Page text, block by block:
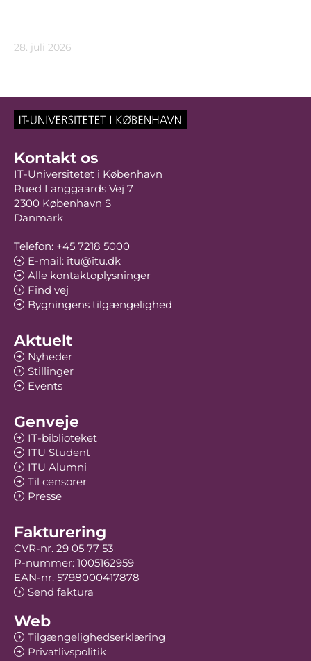
28. juli 2026
Kontakt os
IT-Universitetet i København
Rued Langgaards Vej 7
2300 København S
Danmark
Telefon: +45 7218 5000
E-mail: itu@itu.dk
Alle kontaktoplysninger
Find vej
Bygningens tilgængelighed
Aktuelt
Nyheder
Stillinger
Events
Genveje
IT-biblioteket
ITU Student
ITU Alumni
Til censorer
Presse
Fakturering
CVR-nr. 29 05 77 53
P-nummer: 1005162959
EAN-nr. 5798000417878
Send faktura
Web
Tilgængelighedserklæring
Privatlivspolitik